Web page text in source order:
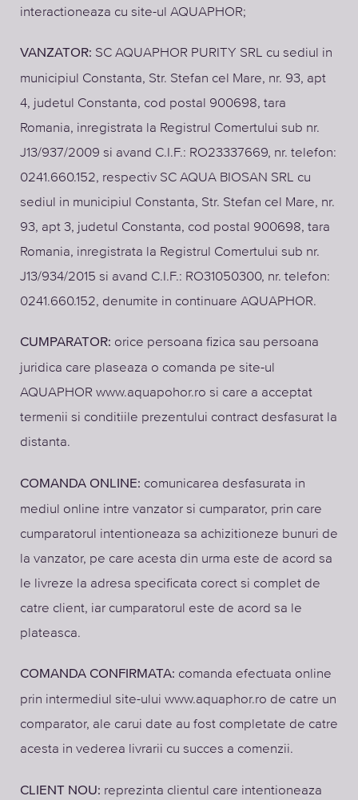
interactioneaza cu site-ul AQUAPHOR;
VANZATOR: SC AQUAPHOR PURITY SRL cu sediul in
municipiul Constanta, Str. Stefan cel Mare, nr. 93, apt
4, judetul Constanta, cod postal 900698, tara
Romania, inregistrata la Registrul Comertului sub nr.
J13/937/2009 si avand C.I.F.: RO23337669, nr. telefon:
0241.660.152, respectiv SC AQUA BIOSAN SRL cu
sediul in municipiul Constanta, Str. Stefan cel Mare, nr.
93, apt 3, judetul Constanta, cod postal 900698, tara
Romania, inregistrata la Registrul Comertului sub nr.
J13/934/2015 si avand C.I.F.: RO31050300, nr. telefon:
0241.660.152, denumite in continuare AQUAPHOR.
CUMPARATOR: orice persoana fizica sau persoana
juridica care plaseaza o comanda pe site-ul
AQUAPHOR www.aquapohor.ro si care a acceptat
termenii si conditiile prezentului contract desfasurat la
distanta.
COMANDA ONLINE: comunicarea desfasurata in
mediul online intre vanzator si cumparator, prin care
cumparatorul intentioneaza sa achizitioneze bunuri de
la vanzator, pe care acesta din urma este de acord sa
le livreze la adresa specificata corect si complet de
catre client, iar cumparatorul este de acord sa le
plateasca.
COMANDA CONFIRMATA: comanda efectuata online
prin intermediul site-ului www.aquaphor.ro de catre un
comparator, ale carui date au fost completate de catre
acesta in vederea livrarii cu succes a comenzii.
CLIENT NOU: reprezinta clientul care intentioneaza